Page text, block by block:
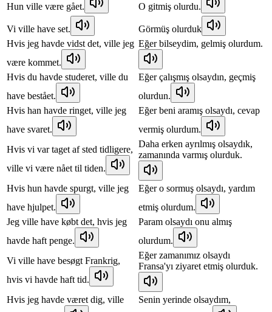
Hun ville være gået. O gitmiş olurdu.
Vi ville have set.
Görmüş olurduk
Hvis jeg havde vidst det, ville jeg
være kommet.
Eğer bilseydim, gelmiş olurdum.
Hvis du havde studeret, ville du
have bestået.
Eğer çalışmış olsaydın, geçmiş
olurdun.
Hvis han havde ringet, ville jeg
have svaret.
Eğer beni aramış olsaydı, cevap
vermiş olurdum.
Hvis vi var taget af sted tidligere,
ville vi være nået til tiden.
Daha erken ayrılmış olsaydık,
zamanında varmış olurduk.
Hvis hun havde spurgt, ville jeg
have hjulpet.
Eğer o sormuş olsaydı, yardım
etmiş olurdum.
Jeg ville have købt det, hvis jeg
havde haft penge.
Param olsaydı onu almış
olurdum.
Vi ville have besøgt Frankrig,
hvis vi havde haft tid.
Eğer zamanımız olsaydı
Fransa'yı ziyaret etmiş olurduk.
Hvis jeg havde været dig, ville
Senin yerinde olsaydım,